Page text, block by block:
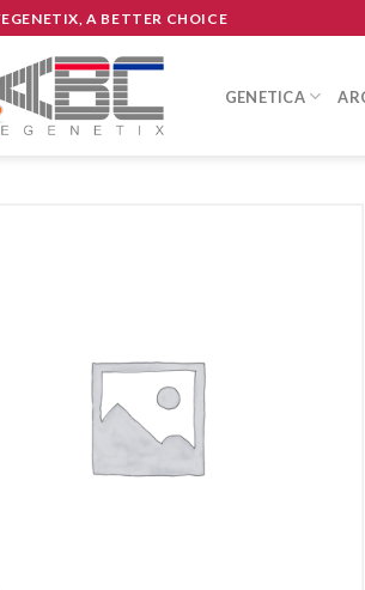
A BETTER CHOICE
GENETICA